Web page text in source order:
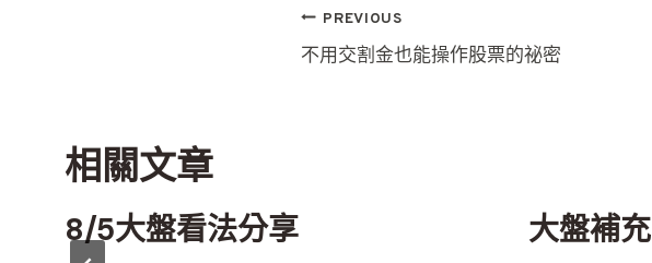
文
章
PREVIOUS
不用交割金也能操作股票的祕密
相關文章
8/5大盤看法分享 大盤補充